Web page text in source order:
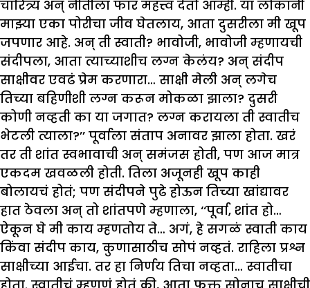
चारित्र्य अन् नीतीला फार महत्त्व देतो आम्ही. या लोकांनी
माझ्या एका पोरीचा जीव घेतलाय, आता दुसरीला मी खूप
जपणार आहे. अन् ती स्वाती? भावोजी, भावोजी म्हणायची
संदीपला, आता त्याच्याशीच लग्न केलंय? अन् संदीप
साक्षीवर एवढं प्रेम करणारा… साक्षी मेली अन् लगेच
तिच्या बहिणीशी लग्न करून मोकळा झाला? दुसरी
कोणी नव्हती का या जगात? लग्न करायला ती स्वातीच
भेटली त्याला?’’ पूर्वाला संताप अनावर झाला होता. खरं
तर ती शांत स्वभावाची अन् समंजस होती, पण आज मात्र
एकदम खवळली होती. तिला अजूनही खूप काही
बोलायचं होतं; पण संदीपने पुढे होऊन तिच्या खांद्यावर
हात ठेवला अन् तो शांतपणे म्हणाला, ‘‘पूर्वा, शांत हो…
ऐकून घे मी काय म्हणतोय ते… अगं, हे सगळं स्वाती काय
किंवा संदीप काय, कुणासाठीच सोपं नव्हतं. राहिला प्रश्न
साक्षीच्या आईचा. तर हा निर्णय तिचा नव्हता… स्वातीचा